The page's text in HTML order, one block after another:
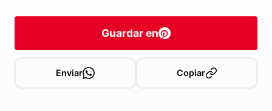
Guardar en
Enviar Copiar